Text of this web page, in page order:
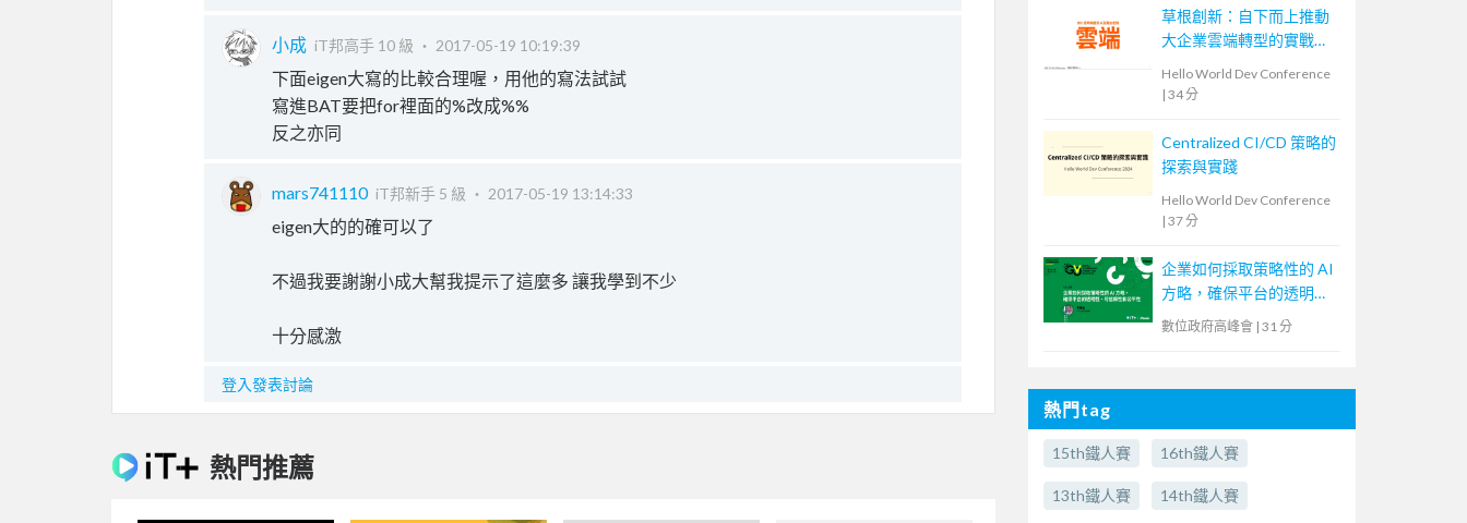
小成 iT邦高手 10 級 ‧ 2017-05-19 10:19:39
下面eigen大寫的比較合理喔，用他的寫法試試
寫進BAT要把for裡面的%改成%%
反之亦同
mars741110 iT邦新手 5 級 ‧ 2017-05-19 13:14:33
eigen大的的確可以了
不過我要謝謝小成大幫我提示了這麼多 讓我學到不少
十分感激
登入發表討論
熱門推薦
草根創新：自下而上推動
大企業雲端轉型的實戰策
Hello World Dev Conference
| 34 分
Centralized CI/CD 策略的
探索與實踐
Hello World Dev Conference
| 37 分
企業如何採取策略性的 AI
方略，確保平台的透明
性、可信賴性和公平性
數位政府高峰會 | 31 分
熱門tag
15th鐵人賽 16th鐵人賽
13th鐵人賽 14th鐵人賽